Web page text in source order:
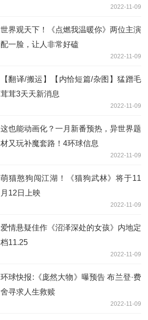
2022-11-09
世界观天下！《点燃我温暖你》两位主演
配一脸，让人非常好磕
2022-11-09
【翻译/搬运】【内恰短篇/杂图】猛蹭毛
茸茸3天天新消息
2022-11-09
这也能动画化？一月新番预热，异世界题
材又玩补魔套路！4环球信息
2022-11-09
萌猫憨狗闯江湖！《猫狗武林》将于11
月12日上映
2022-11-09
爱情悬疑佳作《沼泽深处的女孩》内地定
档11.25
2022-11-09
环球快报:《庞然大物》曝预告 布兰登·费
舍寻求人生救赎
2022-11-09